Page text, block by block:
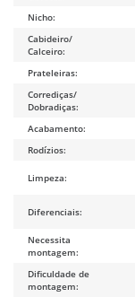
Nicho:
Cabideiro/
Calceiro:
Prateleiras:
Corrediças/
Dobradiças:
Acabamento:
Rodízios:
Limpeza:
Diferenciais:
Necessita
montagem:
Dificuldade de
montagem: